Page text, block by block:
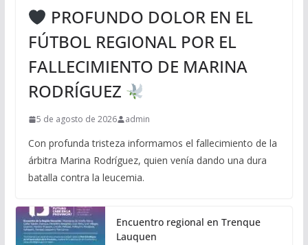
PROFUNDO DOLOR EN EL
FÚTBOL REGIONAL POR EL
FALLECIMIENTO DE MARINA
RODRÍGUEZ
5 de agosto de 2026 admin
Con profunda tristeza informamos el fallecimiento de la
árbitra Marina Rodríguez, quien venía dando una dura
batalla contra la leucemia.
Encuentro regional en Trenque
Lauquen